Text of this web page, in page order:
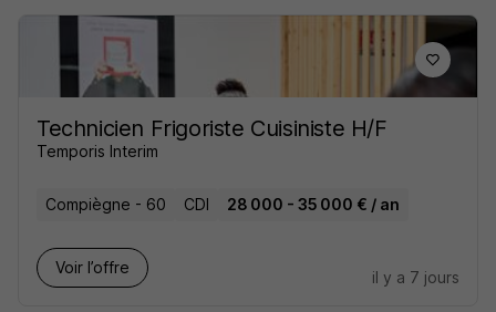
Technicien Frigoriste Cuisiniste H/F
Temporis Interim
Compiègne - 60 CDI 28 000 - 35 000 € / an
Voir l’offre
il y a 7 jours